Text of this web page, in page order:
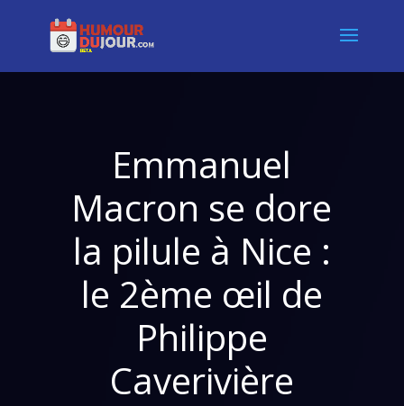
Emmanuel
Macron se dore
la pilule à Nice :
le 2ème œil de
Philippe
Caverivière